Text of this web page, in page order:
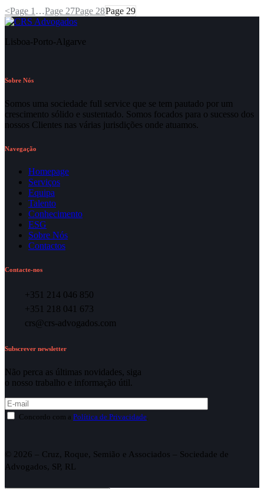
<Page 1 …Page 27Page 28Page 29
Lisboa-Porto-Algarve
Sobre Nós
Somos uma sociedade full service que se tem pautado por um
crescimento sólido e sustentado. Somos focados para o sucesso dos
nossos Clientes nas várias jurisdições onde atuamos.
Navegação
Homepage
Serviços
Equipa
Talento
Conhecimento
ESG
Sobre Nós
Contactos
Contacte-nos
+351 214 046 850
+351 218 041 673
crs@crs-advogados.com
Subscrever newsletter
Não perca as últimas novidades, siga
o nosso trabalho e informação útil.
Concordo com a Política de Privacidade.
© 2026 – Cruz, Roque, Semião e Associados – Sociedade de
Advogados, SP, RL